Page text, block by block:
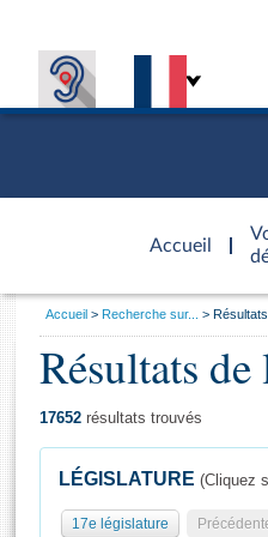
Accueil
d'accueil
Général
Vous
Accueil Recherche sur...
Résultats de
17652 résultats trouvés
LÉGISLATURE (Cliquez
17e législature